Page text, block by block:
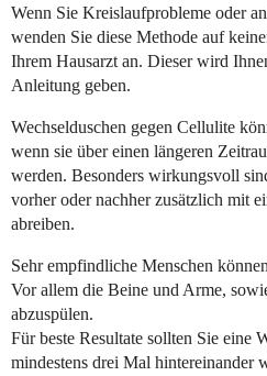
Wenn Sie Kreislaufprobleme oder
wenden Sie diese Methode auf
Ihrem Hausarzt an. Dieser wird
Anleitung geben.
Wechselduschen gegen Cellulite
wenn sie über einen längeren
werden. Besonders wirkungsvoll
vorher oder nachher zusätzlich mit
abreiben.
Sehr empfindliche Menschen
Vor allem die Beine und Arme,
abzuspülen.
Für beste Resultate sollten Sie eine
mindestens drei Mal hintereinander